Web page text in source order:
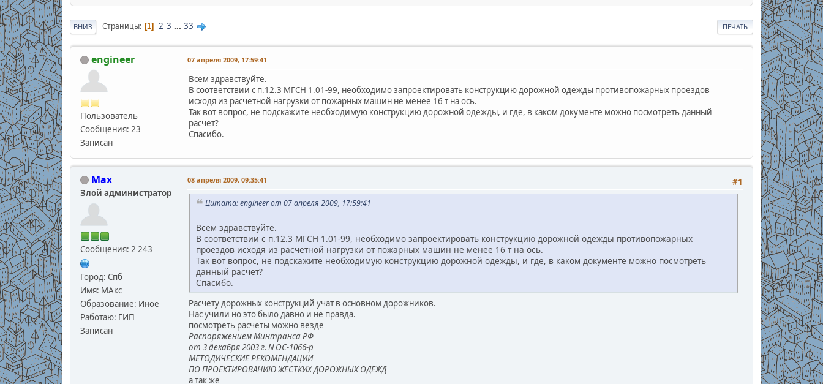
ПЕЧАТЬ
ВНИЗ Страницы 1 2 3 ... 33
engineer
Пользователь
Сообщения: 23
Записан
07 апреля 2009, 17:59:41
Всем здравствуйте.
В соответствии с п.12.3 МГСН 1.01-99, необходимо запроектировать конструкцию дорожной одежды противопожарных проездов
исходя из расчетной нагрузки от пожарных машин не менее 16 т на ось.
Так вот вопрос, не подскажите необходимую конструкцию дорожной одежды, и где, в каком документе можно посмотреть данный
расчет?
Спасибо.
Max
Злой администратор
Сообщения: 2 243
Город: Спб
Имя: МАкс
Образование: Иное
Работаю: ГИП
Записан
#1
08 апреля 2009, 09:35:41
Цитата: engineer от 07 апреля 2009, 17:59:41
Всем здравствуйте.
В соответствии с п.12.3 МГСН 1.01-99, необходимо запроектировать конструкцию дорожной одежды противопожарных
проездов исходя из расчетной нагрузки от пожарных машин не менее 16 т на ось.
Так вот вопрос, не подскажите необходимую конструкцию дорожной одежды, и где, в каком документе можно посмотреть
данный расчет?
Спасибо.
Расчету дорожных конструкций учат в основном дорожников.
Нас учили но это было давно и не правда.
посмотреть расчеты можно везде
Распоряжением Минтранса РФ
от 3 декабря 2003 г. N ОС-1066-р
МЕТОДИЧЕСКИЕ РЕКОМЕНДАЦИИ
ПО ПРОЕКТИРОВАНИЮ ЖЕСТКИХ ДОРОЖНЫХ ОДЕЖД
а так же